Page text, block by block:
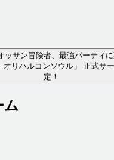
ッサン冒険者、最強パーティ
オリハルコンソウル」 正式サ
定！
ム